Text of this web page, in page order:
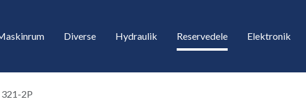
Diverse Hydraulik Reservedele Elektronik
2P